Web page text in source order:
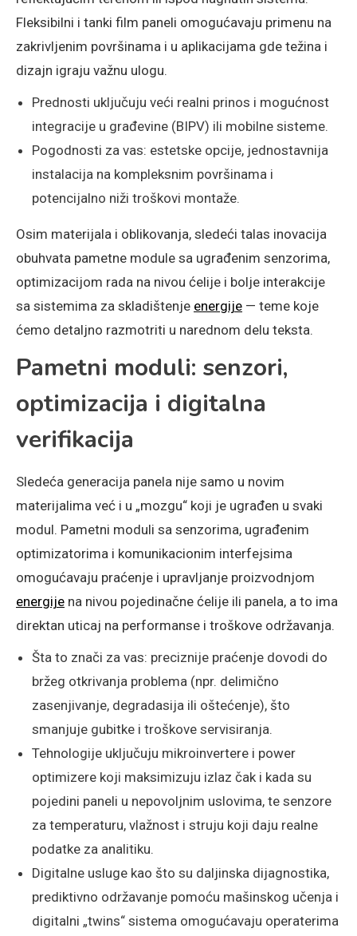
Fleksibilni i tanki film paneli omogućavaju primenu na
zakrivljenim površinama i u aplikacijama gde težina i
dizajn igraju važnu ulogu.
Prednosti uključuju veći realni prinos i mogućnost
integracije u građevine (BIPV) ili mobilne sisteme.
Pogodnosti za vas: estetske opcije, jednostavnija
instalacija na kompleksnim površinama i
potencijalno niži troškovi montaže.
Osim materijala i oblikovanja, sledeći talas inovacija
obuhvata pametne module sa ugrađenim senzorima,
optimizacijom rada na nivou ćelije i bolje interakcije
sa sistemima za skladištenje energije — teme koje
ćemo detaljno razmotriti u narednom delu teksta.
Pametni moduli: senzori,
optimizacija i digitalna
verifikacija
Sledeća generacija panela nije samo u novim
materijalima već i u „mozgu“ koji je ugrađen u svaki
modul. Pametni moduli sa senzorima, ugrađenim
optimizatorima i komunikacionim interfejsima
omogućavaju praćenje i upravljanje proizvodnjom
energije na nivou pojedinačne ćelije ili panela, a to ima
direktan uticaj na performanse i troškove održavanja.
Šta to znači za vas: preciznije praćenje dovodi do
bržeg otkrivanja problema (npr. delimično
zasenjivanje, degradasija ili oštećenje), što
smanjuje gubitke i troškove servisiranja.
Tehnologije uključuju mikroinvertere i power
optimizere koji maksimizuju izlaz čak i kada su
pojedini paneli u nepovoljnim uslovima, te senzore
za temperaturu, vlažnost i struju koji daju realne
podatke za analitiku.
Digitalne usluge kao što su daljinska dijagnostika,
prediktivno održavanje pomoću mašinskog učenja i
digitalni „twins“ sistema omogućavaju operaterima